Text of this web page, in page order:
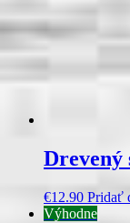
Drevený
€12.90 Pridať
Výhodne